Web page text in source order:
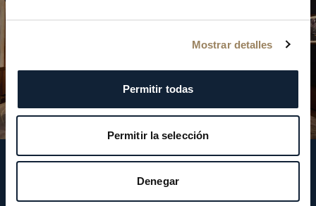
Mostrar detalles
Permitir todas
Permitir la selección
Denegar